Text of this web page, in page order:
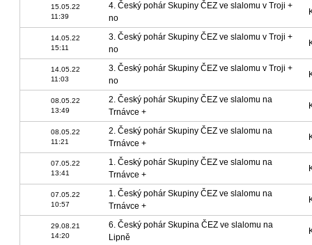
15.05.22
11:39
4. Český pohár Skupiny ČEZ ve slalomu v Troji +
no
14.05.22
15:11
3. Český pohár Skupiny ČEZ ve slalomu v Troji +
no
14.05.22
11:03
3. Český pohár Skupiny ČEZ ve slalomu v Troji +
no
08.05.22
13:49
2. Český pohár Skupiny ČEZ ve slalomu na
Trnávce +
08.05.22
11:21
2. Český pohár Skupiny ČEZ ve slalomu na
Trnávce +
07.05.22
13:41
1. Český pohár Skupiny ČEZ ve slalomu na
Trnávce +
07.05.22
10:57
1. Český pohár Skupiny ČEZ ve slalomu na
Trnávce +
29.08.21
14:20
6. Český pohár Skupina ČEZ ve slalomu na
Lipně